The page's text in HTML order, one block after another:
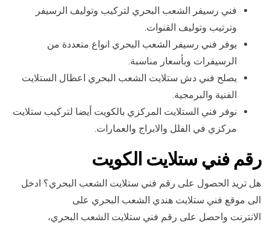
فني رسيفر الشعب البحري لتركيب وتوليف الرسيفر
وترتيب وتوليف القنوات.
يوفر فني رسيفر الشعب البحري انواع متعددة من
الرسيفرات وبأسعار مناسبة.
يصلح فني دش ستلايت الشعب البحري اعطال الستلايت
الفنية والبرمجية.
نوفر فني الستلايت المركزي بالكويت أيضا لتركيب ستلايت
مركزي في الفلل والابراج والعمارات.
رقم فني ستلايت الكويت
هل تريد الحصول على رقم فني ستلايت الشعب البحري؟ ادخل
الى موقع فني ستلايت هندي الشعب البحري على
الانترنت واحصل على رقم فني ستلايت الشعب البحري،